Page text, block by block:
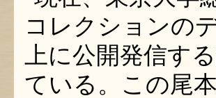
コレクションの
上に公開発信す
ている。この尾